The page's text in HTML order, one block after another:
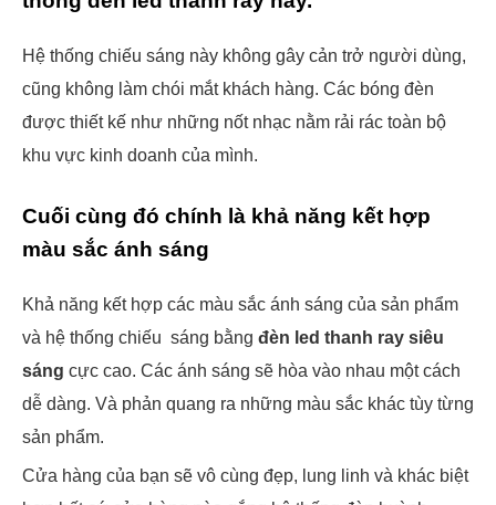
Hệ thống chiếu sáng này không gây cản trở người dùng,
cũng không làm chói mắt khách hàng. Các bóng đèn
được thiết kế như những nốt nhạc nằm rải rác toàn bộ
khu vực kinh doanh của mình.
Cuối cùng đó chính là khả năng kết hợp
màu sắc ánh sáng
Khả năng kết hợp các màu sắc ánh sáng của sản phẩm
và hệ thống chiếu sáng bằng đèn led thanh ray siêu
sáng cực cao. Các ánh sáng sẽ hòa vào nhau một cách
dễ dàng. Và phản quang ra những màu sắc khác tùy từng
sản phẩm.
Cửa hàng của bạn sẽ vô cùng đẹp, lung linh và khác biệt